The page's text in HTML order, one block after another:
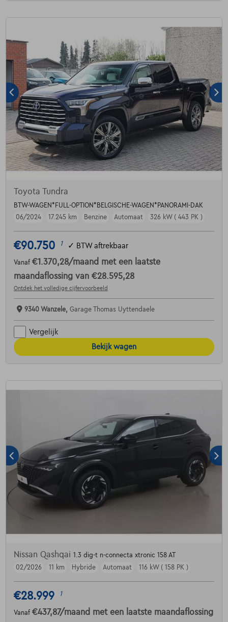
Toyota Tundra
BTW-WAGEN*FULL-OPTION*BELGISCHE-WAGEN*PANORAMI-DAK
06/2024
17.245 km Benzine Automaat 326 kW ( 443 PK )
€90.750 1 ✓ BTW aftrekbaar
Vanaf €1.370,28/maand met een laatste
maandaflossing van €28.595,28
Ontdek het volledige cijfervoorbeeld
9340 Wanzele, Garage Thomas Uyttendaele
Vergelijk
Bekijk wagen
Nissan Qashqai 1.3 dig-t n-connecta xtronic 158 AT
02/2026
11 km Hybride Automaat 116 kW ( 158 PK )
€28.999 1
Vanaf €437,87/maand met een laatste maandaflossing